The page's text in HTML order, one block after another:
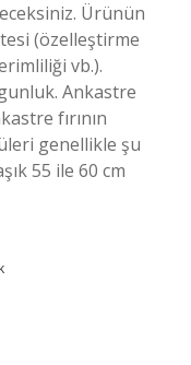
Ürünün
(özelleştirme
vb.).
Ankastre
fırının
genellikle şu
55 ile 60 cm